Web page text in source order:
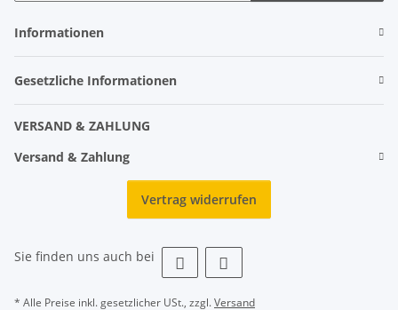
Informationen
Gesetzliche Informationen
VERSAND & ZAHLUNG
Versand & Zahlung
Vertrag widerrufen
Sie finden uns auch bei
* Alle Preise inkl. gesetzlicher USt., zzgl.Versand